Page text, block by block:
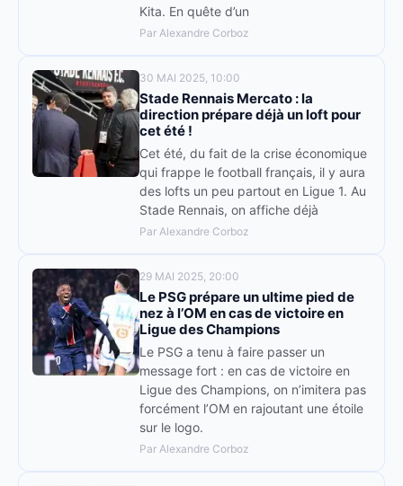
Kita. En quête d’un
Par Alexandre Corboz
30 MAI 2025, 10:00
Stade Rennais Mercato : la
direction prépare déjà un loft pour
cet été !
Cet été, du fait de la crise économique
qui frappe le football français, il y aura
des lofts un peu partout en Ligue 1. Au
Stade Rennais, on affiche déjà
Par Alexandre Corboz
29 MAI 2025, 20:00
Le PSG prépare un ultime pied de
nez à l’OM en cas de victoire en
Ligue des Champions
Le PSG a tenu à faire passer un
message fort : en cas de victoire en
Ligue des Champions, on n’imitera pas
forcément l’OM en rajoutant une étoile
sur le logo.
Par Alexandre Corboz